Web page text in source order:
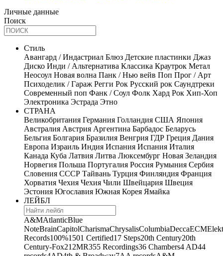
Личные данные
Поиск
Стиль
Авангард / Индастриал Блюз Детские пластинки Джаз
Диско Инди / Альтернатива Классика Краутрок Метал
Неосоул Новая волна Панк / Нью вейв Поп Прог / Арт
Психоделик / Гараж Регги Рок Русский рок Саундтреки
Современный поп Фанк / Соул Фолк Хард Рок Хип-Хоп
Электроника Эстрада Этно
СТРАНА
Великобритания Германия Голландия США Япония
Австралия Австрия Аргентина Барбадос Беларусь
Бельгия Болгария Бразилия Венгрия ГДР Греция Дания
Европа Израиль Индия Испания Испания Италия
Канада Куба Латвия Литва Люксембург Новая Зеландия
Норвегия Польша Португалия Россия Румыния Сербия
Словения СССР Тайвань Турция Финляндия Франция
Хорватия Чехия Чехия Чили Швейцария Швеция
Эстония Югославия Южная Корея Ямайка
ЛЕЙБЛ
A&MAtlanticBlue
NoteBrainCapitolCharismaChrysalisColumbiaDeccaECM
Records100%1501 Certified17 Steps20th Century20th
Century-Fox21 2MR355 Recordings36 Chambers4 AD44